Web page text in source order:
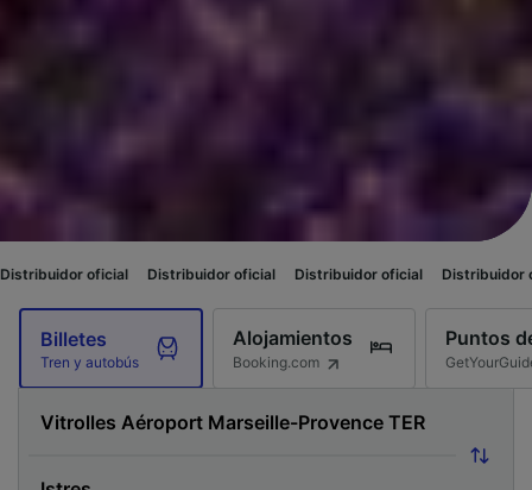
Distribuidor oficial Distribuidor oficial Distribuidor oficial
Billetes
Tren y autobús
Alojamientos
Booking.com
Puntos